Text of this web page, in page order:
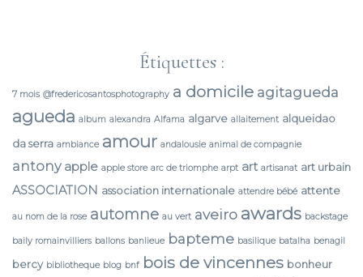
Étiquettes :
7 mois @fredericosantosphotography a domicile agitagueda
agueda album alexandra Alfama algarve allaitement alqueidao
da serra ambiance amour andalousie animal de compagnie
antony apple apple store arc de triomphe arpt art artisanat art urbain
ASSOCIATION association internationale attendre bébé attente
au nom de la rose automne au vert aveiro awards backstage
baily romainvilliers ballons banlieue bapteme basilique batalha benagil
bercy bibliotheque blog bnf bois de vincennes bonheur